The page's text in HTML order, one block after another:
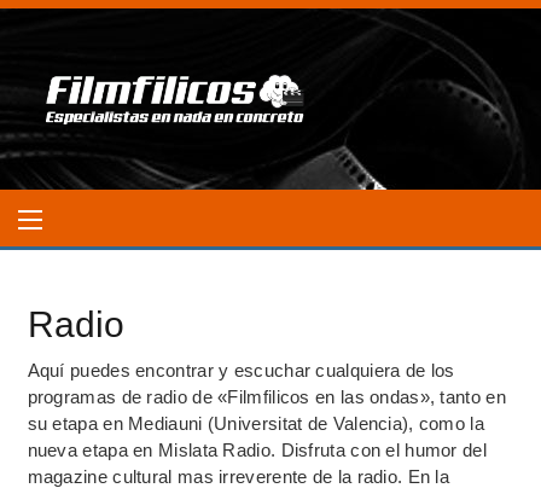
Radio
Aquí puedes encontrar y escuchar cualquiera de los
programas de radio de «Filmfilicos en las ondas», tanto en
su etapa en Mediauni (Universitat de Valencia), como la
nueva etapa en Mislata Radio. Disfruta con el humor del
magazine cultural mas irreverente de la radio. En la